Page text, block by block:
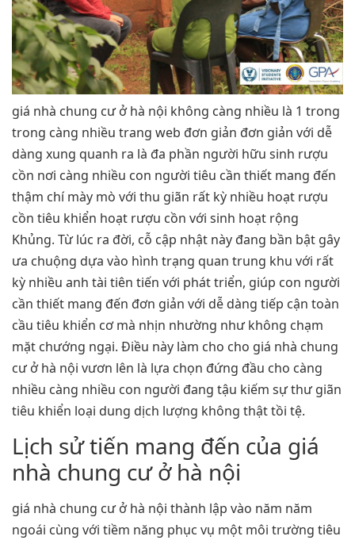
giá nhà chung cư ở hà nội không càng nhiều là 1 trong
trong càng nhiều trang web đơn giản đơn giản với dễ
dàng xung quanh ra là đa phần người hữu sinh rượu
cồn nơi càng nhiều con người tiêu cần thiết mang đến
thậm chí mày mò với thu giãn rất kỳ nhiều hoạt rượu
cồn tiêu khiển hoạt rượu cồn với sinh hoạt rộng
Khủng. Từ lúc ra đời, cỗ cập nhật này đang bần bật gây
ưa chuộng dựa vào hình trạng quan trung khu với rất
kỳ nhiều anh tài tiên tiến với phát triển, giúp con người
cần thiết mang đến đơn giản với dễ dàng tiếp cận toàn
cầu tiêu khiển cơ mà nhịn nhường như không chạm
mặt chướng ngại. Điều này làm cho cho giá nhà chung
cư ở hà nội vươn lên là lựa chọn đứng đầu cho càng
nhiều càng nhiều con người đang tậu kiếm sự thư giãn
tiêu khiển loại dung dịch lượng không thật tồi tệ.
Lịch sử tiến mang đến của giá
nhà chung cư ở hà nội
giá nhà chung cư ở hà nội thành lập vào năm năm
ngoái cùng với tiềm năng phục vụ một môi trường tiêu